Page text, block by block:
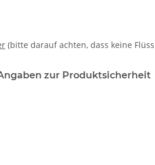
(bitte darauf achten, dass keine
zur Produktsicherheit